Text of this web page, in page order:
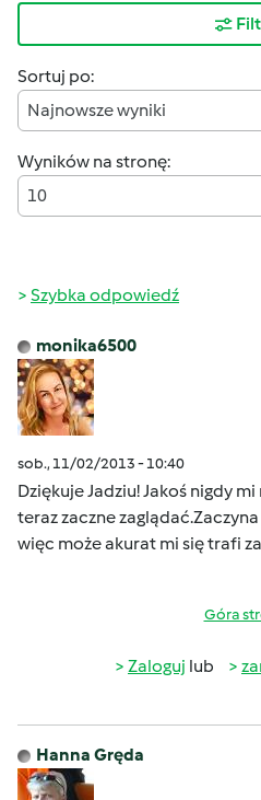
Sortuj po:
Najnowsze wyniki
Wyników na stronę:
10
Szybka odpowiedź
monika6500
sob., 11/02/2013 - 10:40
Dziękuje Jadziu! Jakoś nigdy
teraz zaczne
więc może akurat mi się trafi
Góra
Zaloguj lub
Hanna Gręda